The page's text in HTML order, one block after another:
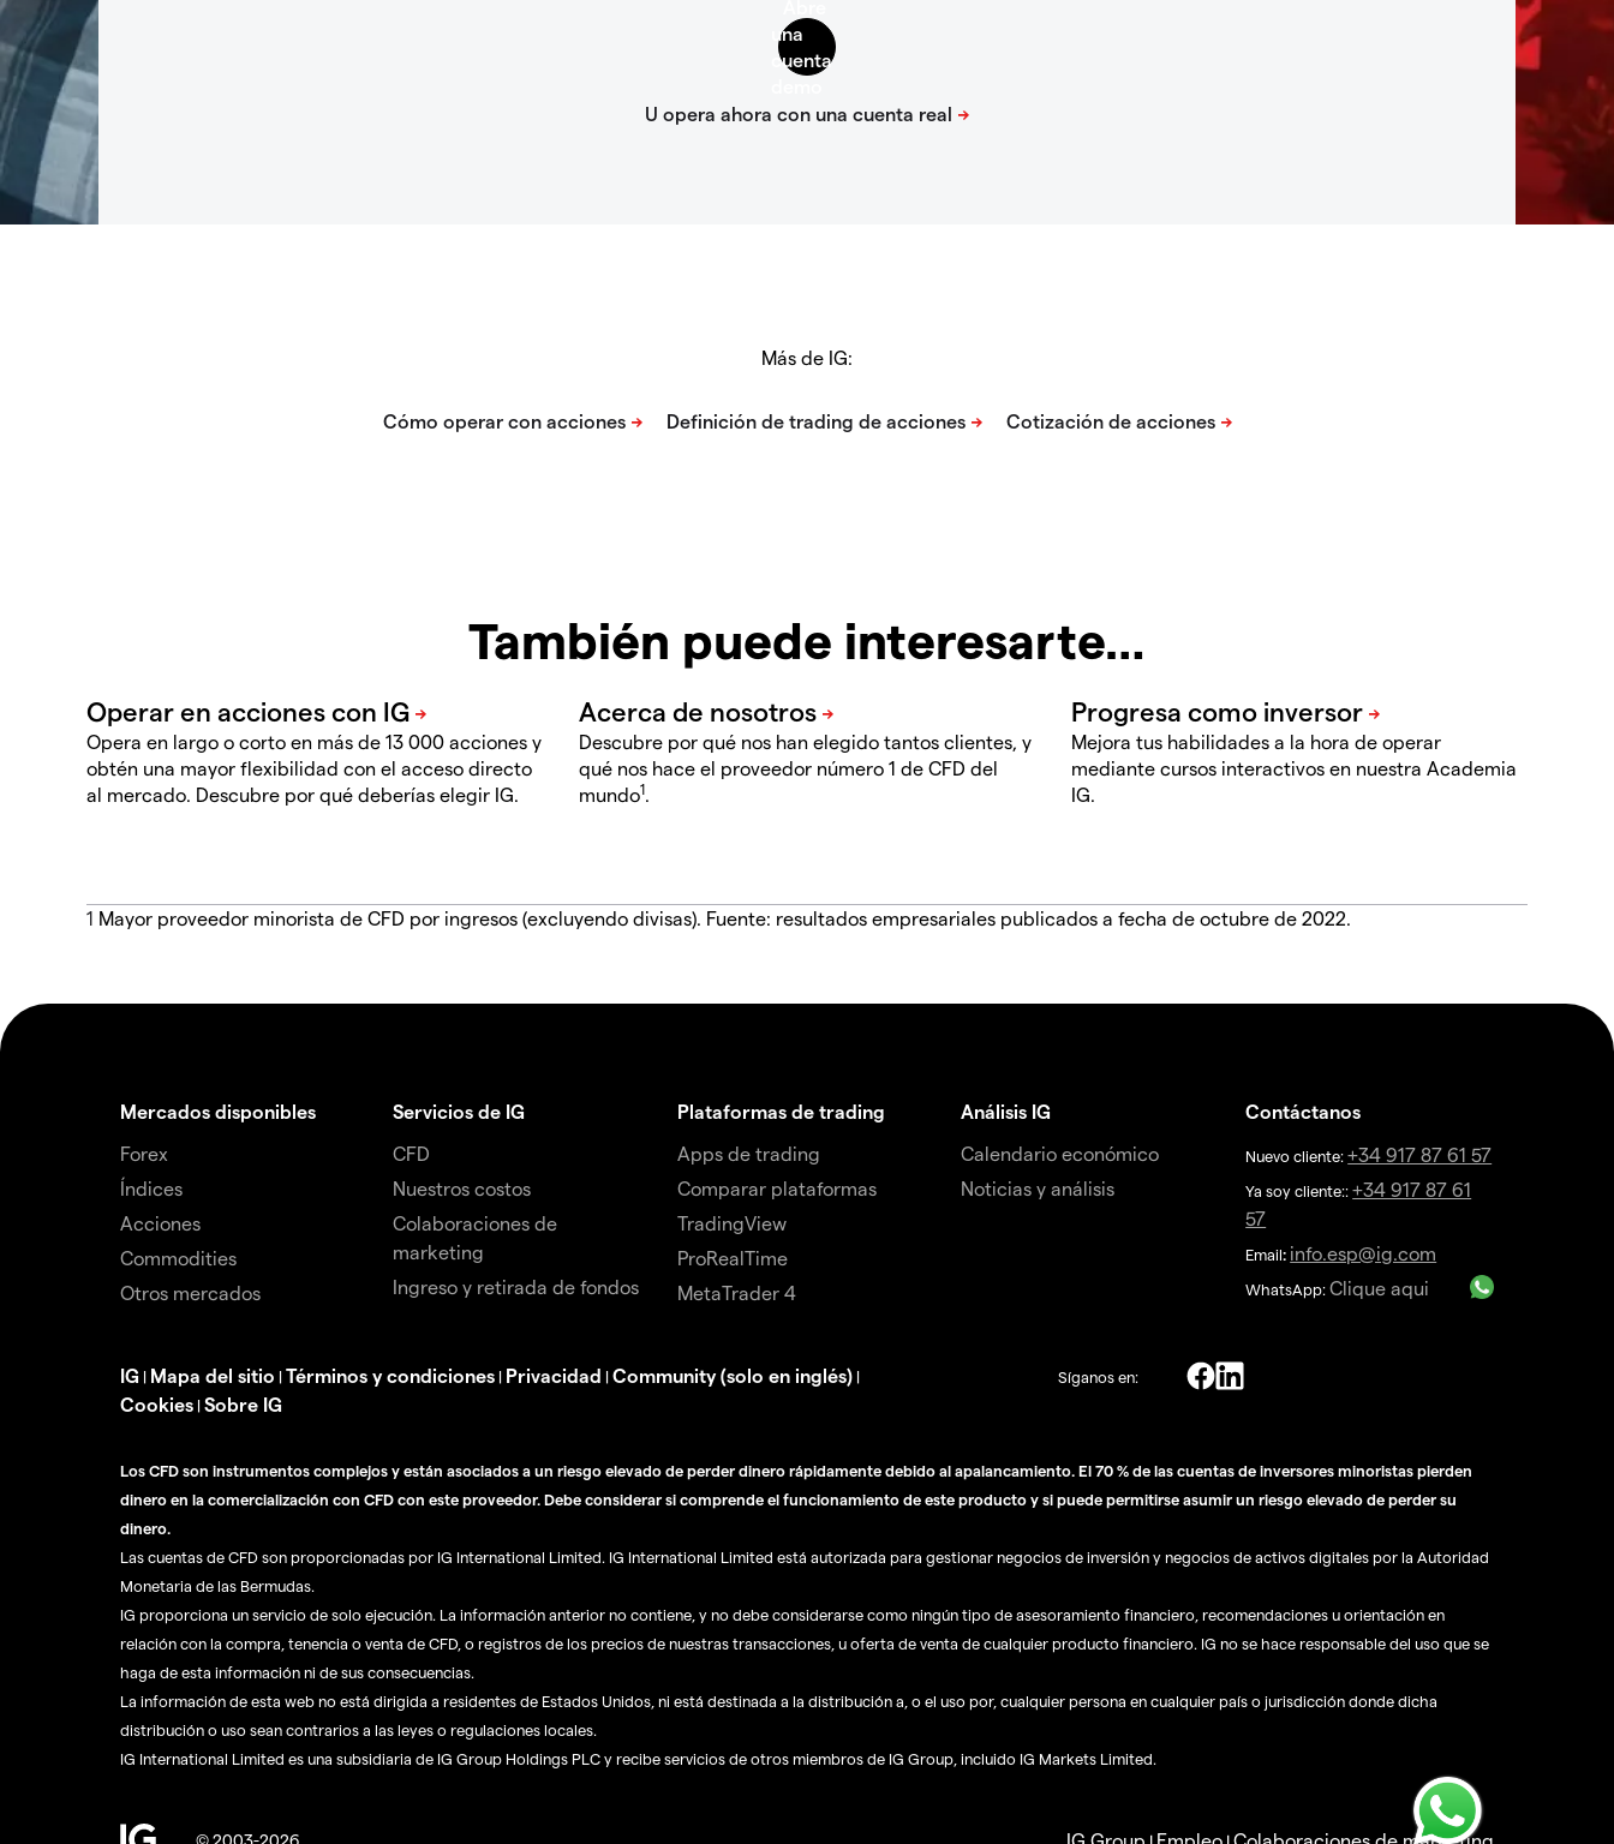
Más de IG:
También puede interesarte…
Opera en largo o corto en más de 13 000 acciones y
obtén una mayor flexibilidad con el acceso directo
al mercado. Descubre por qué deberías elegir IG.
Descubre por qué nos han elegido tantos clientes, y
qué nos hace el proveedor número 1 de CFD del
mundo1.
Mejora tus habilidades a la hora de operar
mediante cursos interactivos en nuestra Academia
IG.
1 Mayor proveedor minorista de CFD por ingresos (excluyendo divisas). Fuente: resultados empresariales publicados a fecha de octubre de 2022.
Mercados disponibles
Forex
Índices
Acciones
Commodities
Otros mercados
Servicios de IG
CFD
Nuestros costos
Colaboraciones de
marketing
Ingreso y retirada de fondos
Plataformas de trading
Apps de trading
Comparar plataformas
TradingView
ProRealTime
MetaTrader 4
Análisis IG
Calendario económico
Noticias y análisis
Contáctanos
Nuevo cliente:+34 917 87 61 57
Ya soy cliente::+34 917 87 61
57
Email: info.esp@ig.com
WhatsApp:Clique aqui
IG | Mapa del sitio | Términos y condiciones | Privacidad | Community (solo en inglés) |
Cookies | Sobre IG
Síganos en:
Los CFD son instrumentos complejos y están asociados a un riesgo elevado de perder dinero rápidamente debido al apalancamiento. El 70 % de las cuentas de inversores minoristas pierden
dinero en la comercialización con CFD con este proveedor. Debe considerar si comprende el funcionamiento de este producto y si puede permitirse asumir un riesgo elevado de perder su
dinero.
Las cuentas de CFD son proporcionadas por IG International Limited. IG International Limited está autorizada para gestionar negocios de inversión y negocios de activos digitales por la Autoridad
Monetaria de las Bermudas.
IG proporciona un servicio de solo ejecución. La información anterior no contiene, y no debe considerarse como ningún tipo de asesoramiento financiero, recomendaciones u orientación en
relación con la compra, tenencia o venta de CFD, o registros de los precios de nuestras transacciones, u oferta de venta de cualquier producto financiero. IG no se hace responsable del uso que se
haga de esta información ni de sus consecuencias.
La información de esta web no está dirigida a residentes de Estados Unidos, ni está destinada a la distribución a, o el uso por, cualquier persona en cualquier país o jurisdicción donde dicha
distribución o uso sean contrarios a las leyes o regulaciones locales.
IG International Limited es una subsidiaria de IG Group Holdings PLC y recibe servicios de otros miembros de IG Group, incluido IG Markets Limited.
© 2003-2026